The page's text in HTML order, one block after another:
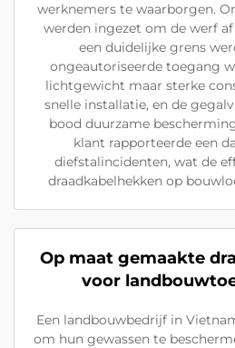
werknemers te waarborgen.
werden ingezet om de werf
een duidelijke grens
ongeautoriseerde toegang
lichtgewicht maar sterke
snelle installatie, en de
bood duurzame
klant rapporteerde een
diefstalincidenten, wat de
draadkabelhekken op
Op maat gemaakte
voor
Een landbouwbedrijf in
om hun gewassen te